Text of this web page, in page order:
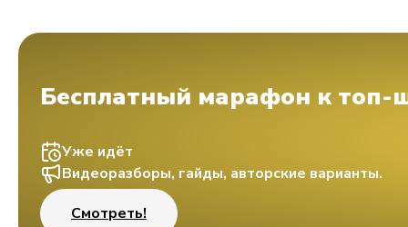
Бесплатный марафон к топ-
Уже идёт
Видеоразборы, гайды, авторские варианты.
Смотреть!